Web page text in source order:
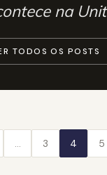
na Unit
TODOS OS POSTS
… 3 4 5